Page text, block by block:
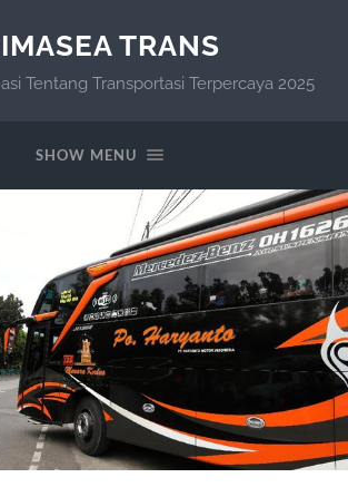
TRANS
Tentang Transportasi Terpercaya 2025
SHOW MENU